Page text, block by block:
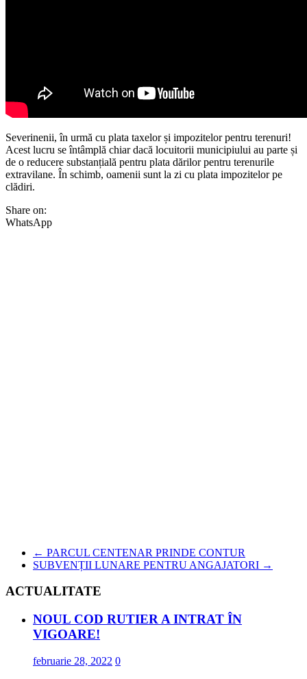
Severinenii, în urmă cu plata taxelor și impozitelor pentru terenuri!
Acest lucru se întâmplă chiar dacă locuitorii municipiului au parte și
de o reducere substanțială pentru plata dărilor pentru terenurile
extravilane. În schimb, oamenii sunt la zi cu plata impozitelor pe
clădiri.
Share on:
WhatsApp
← PARCUL CENTENAR PRINDE CONTUR
SUBVENȚII LUNARE PENTRU ANGAJATORI →
ACTUALITATE
NOUL COD RUTIER A INTRAT ÎN
VIGOARE!
februarie 28, 2022 0